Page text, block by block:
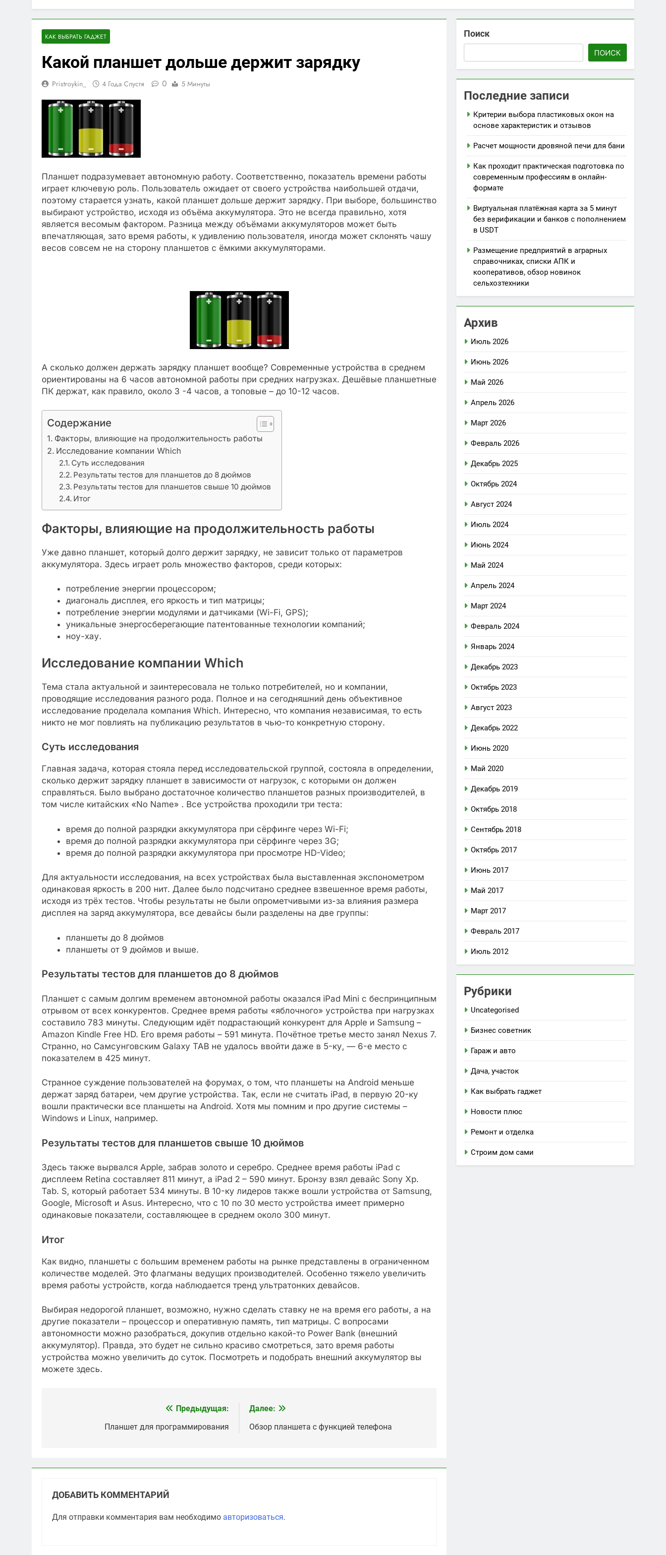
КАК ВЫБРАТЬ ГАДЖЕТ
Какой планшет дольше держит зарядку
Pristroykin_ 4 Года Спустя 0 5 Минуты
Планшет подразумевает автономную работу. Соответственно, показатель времени работы
играет ключевую роль. Пользователь ожидает от своего устройства наибольшей отдачи,
поэтому старается узнать, какой планшет дольше держит зарядку. При выборе, большинство
выбирают устройство, исходя из объёма аккумулятора. Это не всегда правильно, хотя
является весомым фактором. Разница между объёмами аккумуляторов может быть
впечатляющая, зато время работы, к удивлению пользователя, иногда может склонять чашу
весов совсем не на сторону планшетов с ёмкими аккумуляторами.
А сколько должен держать зарядку планшет вообще? Современные устройства в среднем
ориентированы на 6 часов автономной работы при средних нагрузках. Дешёвые планшетные
ПК держат, как правило, около 3 -4 часов, а топовые – до 10-12 часов.
Содержание
Факторы, влияющие на продолжительность работы
Исследование компании Which
Суть исследования
Результаты тестов для планшетов до 8 дюймов
Результаты тестов для планшетов свыше 10 дюймов
Итог
Факторы, влияющие на продолжительность работы
Уже давно планшет, который долго держит зарядку, не зависит только от параметров
аккумулятора. Здесь играет роль множество факторов, среди которых:
потребление энергии процессором;
диагональ дисплея, его яркость и тип матрицы;
потребление энергии модулями и датчиками (Wi-Fi, GPS);
уникальные энергосберегающие патентованные технологии компаний;
ноу-хау.
Исследование компании Which
Тема стала актуальной и заинтересовала не только потребителей, но и компании,
проводящие исследования разного рода. Полное и на сегодняшний день объективное
исследование проделала компания Which. Интересно, что компания независимая, то есть
никто не мог повлиять на публикацию результатов в чью-то конкретную сторону.
Суть исследования
Главная задача, которая стояла перед исследовательской группой, состояла в определении,
сколько держит зарядку планшет в зависимости от нагрузок, с которыми он должен
справляться. Было выбрано достаточное количество планшетов разных производителей, в
том числе китайских «No Name» . Все устройства проходили три теста:
время до полной разрядки аккумулятора при сёрфинге через Wi-Fi;
время до полной разрядки аккумулятора при сёрфинге через 3G;
время до полной разрядки аккумулятора при просмотре HD-Video;
Для актуальности исследования, на всех устройствах была выставленная экспонометром
одинаковая яркость в 200 нит. Далее было подсчитано среднее взвешенное время работы,
исходя из трёх тестов. Чтобы результаты не были опрометчивыми из-за влияния размера
дисплея на заряд аккумулятора, все девайсы были разделены на две группы:
планшеты до 8 дюймов
планшеты от 9 дюймов и выше.
Результаты тестов для планшетов до 8 дюймов
Планшет с самым долгим временем автономной работы оказался iPad Mini с беспринципным
отрывом от всех конкурентов. Среднее время работы «яблочного» устройства при нагрузках
составило 783 минуты. Следующим идёт подрастающий конкурент для Apple и Samsung –
Amazon Kindle Free HD. Его время работы – 591 минута. Почётное третье место занял Nexus 7.
Странно, но Самсунговским Galaxy TAB не удалось ввойти даже в 5-ку, — 6-е место с
показателем в 425 минут.
Странное суждение пользователей на форумах, о том, что планшеты на Android меньше
держат заряд батареи, чем другие устройства. Так, если не считать iPad, в первую 20-ку
вошли практически все планшеты на Android. Хотя мы помним и про другие системы –
Windows и Linux, например.
Результаты тестов для планшетов свыше 10 дюймов
Здесь также вырвался Apple, забрав золото и серебро. Среднее время работы iPad с
дисплеем Retina составляет 811 минут, а iPad 2 – 590 минут. Бронзу взял девайс Sony Хр.
Tab. S, который работает 534 минуты. В 10-ку лидеров также вошли устройства от Samsung,
Google, Microsoft и Asus. Интересно, что с 10 по 30 место устройства имеет примерно
одинаковые показатели, составляющее в среднем около 300 минут.
Итог
Как видно, планшеты с большим временем работы на рынке представлены в ограниченном
количестве моделей. Это флагманы ведущих производителей. Особенно тяжело увеличить
время работы устройств, когда наблюдается тренд ультратонких девайсов.
Выбирая недорогой планшет, возможно, нужно сделать ставку не на время его работы, а на
другие показатели – процессор и оперативную память, тип матрицы. С вопросами
автономности можно разобраться, докупив отдельно какой-то Power Bank (внешний
аккумулятор). Правда, это будет не сильно красиво смотреться, зато время работы
устройства можно увеличить до суток. Посмотреть и подобрать внешний аккумулятор вы
можете здесь.
Предыдущая:
Планшет для программирования
Далее:
Обзор планшета с функцией телефона
ДОБАВИТЬ КОММЕНТАРИЙ
Для отправки комментария вам необходимо авторизоваться.
Поиск
ПОИСК
Последние записи
Критерии выбора пластиковых окон на
основе характеристик и отзывов
Расчет мощности дровяной печи для бани
Как проходит практическая подготовка по
современным профессиям в онлайн-
формате
Виртуальная платёжная карта за 5 минут
без верификации и банков с пополнением
в USDT
Размещение предприятий в аграрных
справочниках, списки АПК и
кооперативов, обзор новинок
сельхозтехники
Архив
Июль 2026
Июнь 2026
Май 2026
Апрель 2026
Март 2026
Февраль 2026
Декабрь 2025
Октябрь 2024
Август 2024
Июль 2024
Июнь 2024
Май 2024
Апрель 2024
Март 2024
Февраль 2024
Январь 2024
Декабрь 2023
Октябрь 2023
Август 2023
Декабрь 2022
Июнь 2020
Май 2020
Декабрь 2019
Октябрь 2018
Сентябрь 2018
Октябрь 2017
Июнь 2017
Май 2017
Март 2017
Февраль 2017
Июль 2012
Рубрики
Uncategorised
Бизнес советник
Гараж и авто
Дача, участок
Как выбрать гаджет
Новости плюс
Ремонт и отделка
Строим дом сами